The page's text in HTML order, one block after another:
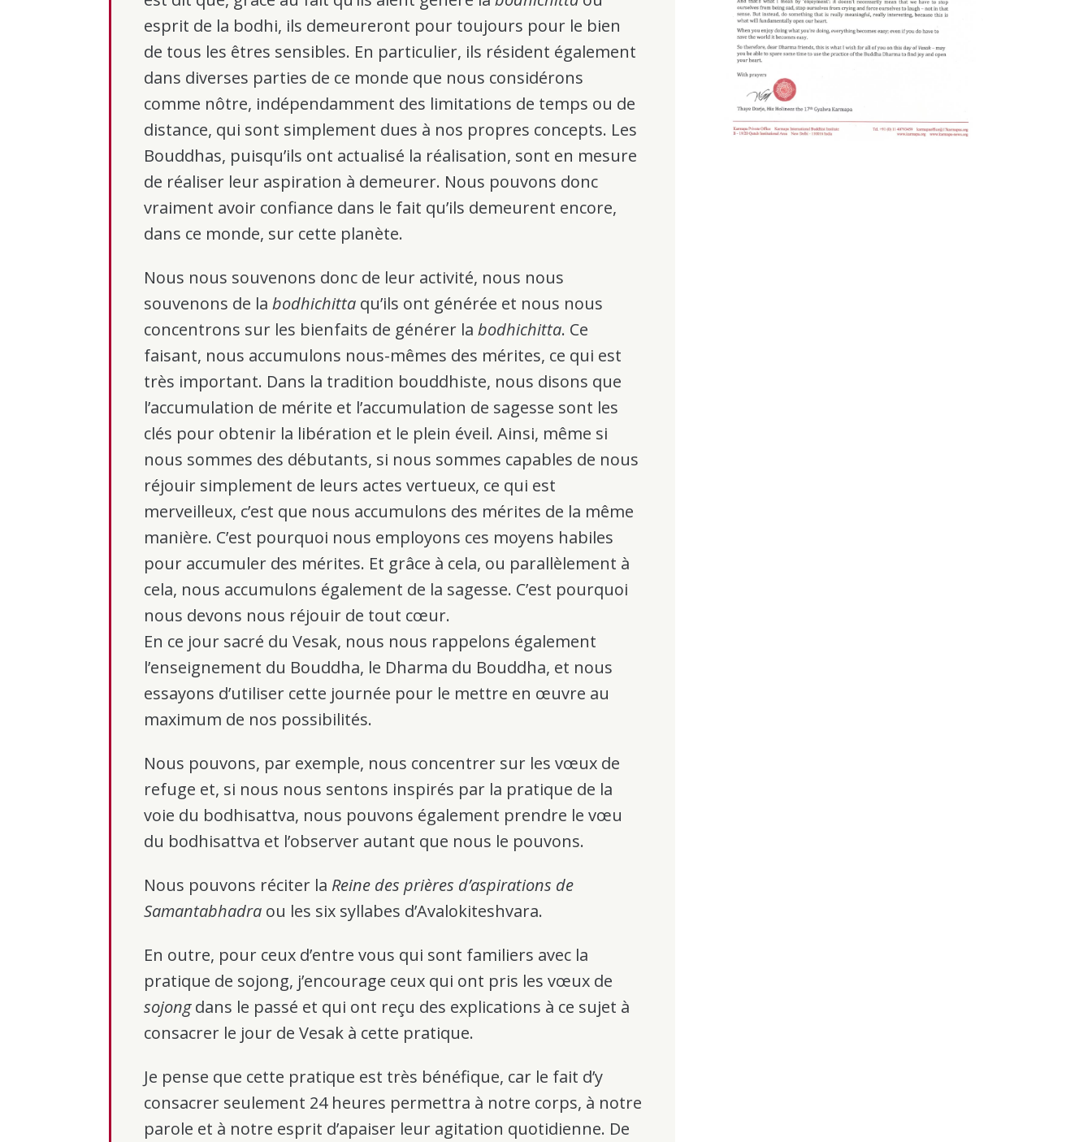
esprit de la bodhi, ils demeureront pour toujours pour le bien
de tous les êtres sensibles. En particulier, ils résident également
dans diverses parties de ce monde que nous considérons
comme nôtre, indépendamment des limitations de temps ou de
distance, qui sont simplement dues à nos propres concepts. Les
Bouddhas, puisqu’ils ont actualisé la réalisation, sont en mesure
de réaliser leur aspiration à demeurer. Nous pouvons donc
vraiment avoir confiance dans le fait qu’ils demeurent encore,
dans ce monde, sur cette planète.
Nous nous souvenons donc de leur activité, nous nous
souvenons de labodhichitta qu’ils ont générée et nous nous
concentrons sur les bienfaits de générer labodhichitta. Ce
faisant, nous accumulons nous-mêmes des mérites, ce qui est
très important. Dans la tradition bouddhiste, nous disons que
l’accumulation de mérite et l’accumulation de sagesse sont les
clés pour obtenir la libération et le plein éveil. Ainsi, même si
nous sommes des débutants, si nous sommes capables de nous
réjouir simplement de leurs actes vertueux, ce qui est
merveilleux, c’est que nous accumulons des mérites de la même
manière. C’est pourquoi nous employons ces moyens habiles
pour accumuler des mérites. Et grâce à cela, ou parallèlement à
cela, nous accumulons également de la sagesse. C’est pourquoi
nous devons nous réjouir de tout cœur.
En ce jour sacré du Vesak, nous nous rappelons également
l’enseignement du Bouddha, le Dharma du Bouddha, et nous
essayons d’utiliser cette journée pour le mettre en œuvre au
maximum de nos possibilités.
Nous pouvons, par exemple, nous concentrer sur les vœux de
refuge et, si nous nous sentons inspirés par la pratique de la
voie du bodhisattva, nous pouvons également prendre le vœu
du bodhisattva et l’observer autant que nous le pouvons.
Nous pouvons réciter la Reine des prières d’aspirations de
Samantabhadra ou les six syllabes d’Avalokiteshvara.
En outre, pour ceux d’entre vous qui sont familiers avec la
pratique de sojong, j’encourage ceux qui ont pris les vœux de
sojongdans le passé et qui ont reçu des explications à ce sujet à
consacrer le jour de Vesak à cette pratique.
Je pense que cette pratique est très bénéfique, car le fait d’y
consacrer seulement 24 heures permettra à notre corps, à notre
parole et à notre esprit d’apaiser leur agitation quotidienne. De